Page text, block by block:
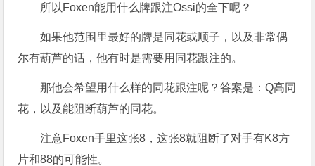
所以Foxen能用什么牌跟注Ossi的全下呢？
如果他范围里最好的牌是同花或顺子，以及非常偶
尔有葫芦的话，他有时是需要用同花跟注的。
那他会希望用什么样的同花跟注呢？答案是：Q高同
花，以及能阻断葫芦的同花。
注意Foxen手里这张8，这张8就阻断了对手有K8方
片和88的可能性。